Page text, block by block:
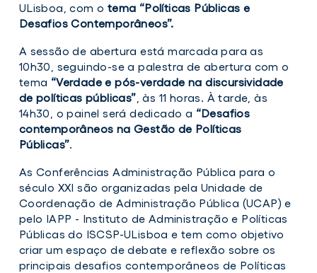
“Políticas
e
Desafios
Contemporâneos”
em
discussão
no
ciclo
conferências
XXI
ULisboa, com o tema “Políticas Públicas e
Desafios Contemporâneos”.
A sessão de abertura está marcada para as
10h30, seguindo-se a palestra de abertura com o
tema “Verdade e pós-verdade na discursividade
de políticas públicas” , às 11 horas. À tarde, às
14h30, o painel será dedicado a “Desafios
contemporâneos na Gestão de Políticas
Públicas”.
As Conferências Administração Pública para o
século XXI são organizadas pela Unidade de
Coordenação de Administração Pública (UCAP) e
pelo IAPP - Instituto de Administração e Políticas
Públicas do ISCSP-ULisboa e tem como objetivo
criar um espaço de debate e reflexão sobre os
principais desafios contemporâneos de Políticas